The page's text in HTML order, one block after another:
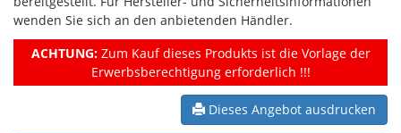
wenden Sie sich an den anbietenden Händler.
ACHTUNG:Zum Kauf dieses Produkts ist die Vorlage der
Erwerbsberechtigung erforderlich !!!
Dieses Angebot ausdrucken